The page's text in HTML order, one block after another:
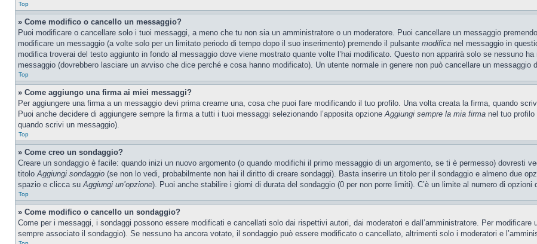
Top
» Come modifico o cancello un messaggio?
Puoi modificare o cancellare solo i tuoi messaggi, a meno che tu non sia un amministratore o un moderatore. Puoi cancellare un messaggio
modificare un messaggio (a volte solo per un limitato periodo di tempo dopo il suo inserimento) premendo il pulsante modifica nel messaggio in
modifica troverai del testo aggiunto in fondo al messaggio dove viene mostrato quante volte l’hai modificato. Questo non apparirà solo se nessuno
messaggio (dovrebbero lasciare un avviso che dice perché e cosa hanno modificato). Un utente normale in genere non può cancellare un messaggio
Top
» Come aggiungo una firma ai miei messaggi?
Per aggiungere una firma a un messaggio devi prima crearne una, cosa che puoi fare modificando il tuo profilo. Una volta creata la firma, quando
Puoi anche decidere di aggiungere sempre la firma a tutti i tuoi messaggi selezionando l’apposita opzioneAggiungi sempre la mia firma nel tuo profilo
quando scrivi un messaggio).
Top
» Come creo un sondaggio?
Creare un sondaggio è facile: quando inizi un nuovo argomento (o quando modifichi il primo messaggio di un argomento, se ti è permesso) dovresti
titoloAggiungi sondaggio (se non lo vedi, probabilmente non hai il diritto di creare sondaggi). Basta inserire un titolo per il sondaggio e almeno due
spazio e clicca suAggiungi un’opzione). Puoi anche stabilire i giorni di durata del sondaggio (0 per non porre limiti). C’è un limite al numero di
Top
» Come modifico o cancello un sondaggio?
Come per i messaggi, i sondaggi possono essere modificati e cancellati solo dai rispettivi autori, dai moderatori e dall’amministratore. Per modificare
sempre associato il sondaggio). Se nessuno ha ancora votato, il sondaggio può essere modificato o cancellato, altrimenti solo i moderatori e